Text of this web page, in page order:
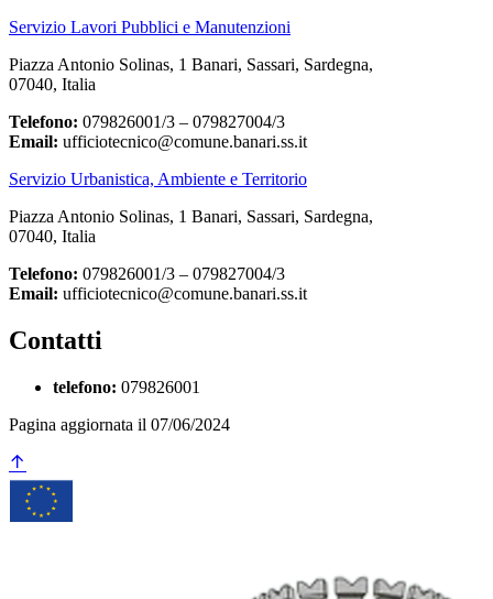
Servizio Lavori Pubblici e Manutenzioni
Piazza Antonio Solinas, 1 Banari, Sassari, Sardegna,
07040, Italia
Telefono: 079826001/3 – 079827004/3
Email: ufficiotecnico@comune.banari.ss.it
Servizio Urbanistica, Ambiente e Territorio
Piazza Antonio Solinas, 1 Banari, Sassari, Sardegna,
07040, Italia
Telefono: 079826001/3 – 079827004/3
Email: ufficiotecnico@comune.banari.ss.it
Contatti
telefono: 079826001
Pagina aggiornata il 07/06/2024